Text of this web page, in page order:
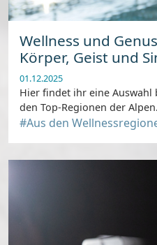
Wellness und
Körper, Geist und
01.12.2025
Hier findet ihr eine Auswahl
den Top-Regionen der Alpen.
#Aus den